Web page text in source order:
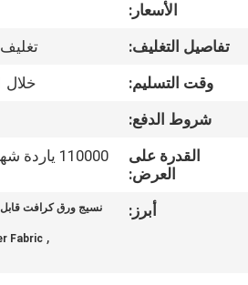
مراقبة
الجودة
اتصل
الأسعار:
تفاصيل التغليف:
وقت التسليم:
خلال 1 أسبوع بعد تأكيد الطلب
شروط الدفع:
القدرة على
العرض:
110000
أبرز:
نسيج ورق كرافت
,
Fabric